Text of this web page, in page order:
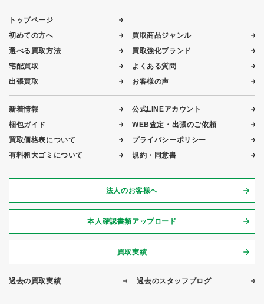
トップページ
初めての方へ
選べる買取方法
宅配買取
出張買取
買取商品ジャンル
買取強化ブランド
よくある質問
お客様の声
新着情報
梱包ガイド
買取価格表について
有料粗大ゴミについて
公式LINEアカウント
WEB査定・出張のご依頼
プライバシーポリシー
規約・同意書
法人のお客様へ
本人確認書類アップロード
買取実績
過去の買取実績 過去のスタッフブログ